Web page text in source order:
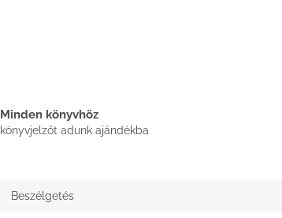
Minden könyvhöz
könyvjelzőt adunk ajándékba
Beszélgetés